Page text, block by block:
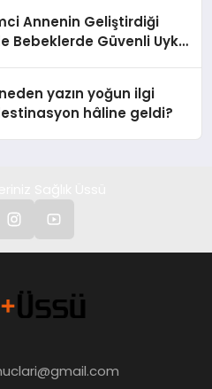
Annenin Geliştirdiği
Bebeklerde Güvenli Uyku
yazın yoğun ilgi
hâline geldi?